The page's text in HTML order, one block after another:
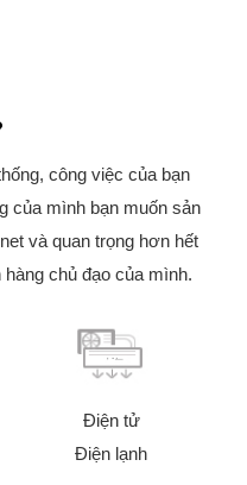
công việc của bạn
của mình bạn muốn sản
và quan trọng hơn hết
chủ đạo của mình.
Điện tử
Điện lạnh